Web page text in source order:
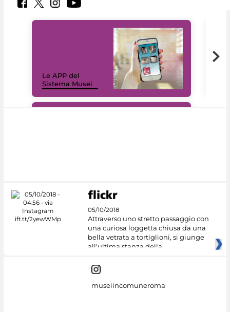
Le APP del
Sistema Musei
05/10/2018
Attraverso uno stretto passaggio con
una curiosa loggetta chiusa da una
bella vetrata a tortiglioni, si giunge
all'ultima stanza della
museiincomuneroma